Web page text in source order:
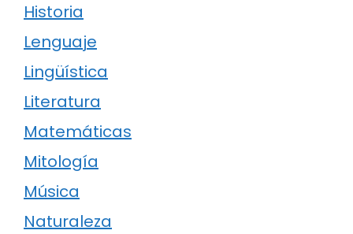
Historia
Lenguaje
Lingüística
Literatura
Matemáticas
Mitología
Música
Naturaleza